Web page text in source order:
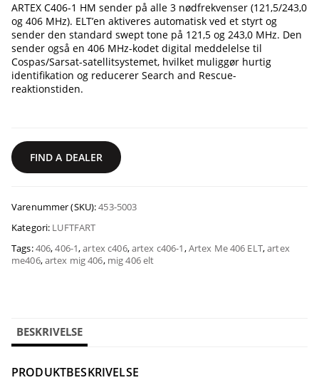
ARTEX C406-1 HM sender på alle 3 nødfrekvenser (121,5/243,0
og 406 MHz). ELT’en aktiveres automatisk ved et styrt og
sender den standard swept tone på 121,5 og 243,0 MHz. Den
sender også en 406 MHz-kodet digital meddelelse til
Cospas/Sarsat-satellitsystemet, hvilket muliggør hurtig
identifikation og reducerer Search and Rescue-
reaktionstiden.
FIND A DEALER
Varenummer (SKU):453-5003
Kategori: LUFTFART
Tags:406,406-1,artex c406,artex c406-1,Artex Me 406 ELT,artex
me406,artex mig 406, mig 406 elt
BESKRIVELSE
PRODUKTBESKRIVELSE